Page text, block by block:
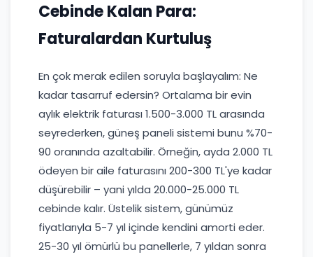
Cebinde Kalan Para:
Faturalardan Kurtuluş
En çok merak edilen soruyla başlayalım: Ne
kadar tasarruf edersin? Ortalama bir evin
aylık elektrik faturası 1.500-3.000 TL arasında
seyrederken, güneş paneli sistemi bunu %70-
90 oranında azaltabilir. Örneğin, ayda 2.000 TL
ödeyen bir aile faturasını 200-300 TL'ye kadar
düşürebilir – yani yılda 20.000-25.000 TL
cebinde kalır. Üstelik sistem, günümüz
fiyatlarıyla 5-7 yıl içinde kendini amorti eder.
25-30 yıl ömürlü bu panellerle, 7 yıldan sonra